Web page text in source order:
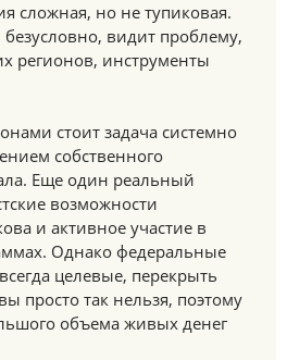
сложная, но не тупиковая.
видит проблему,
регионов, инструменты
стоит задача системно
собственного
Еще один реальный
возможности
и активное участие в
Однако федеральные
целевые, перекрыть
просто так нельзя, поэтому
объема живых денег